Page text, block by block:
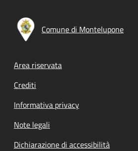
Comune di Montelupone
Footer menu
Area riservata
Crediti
Informativa privacy
Note legali
Dichiarazione di accessibilità